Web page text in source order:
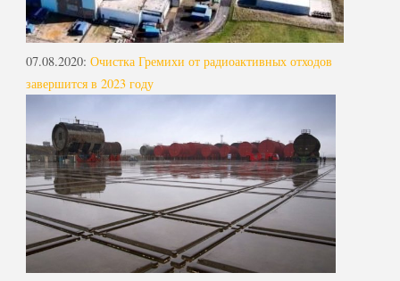
07.08.2020: Очистка Гремихи от радиоактивных отходов
завершится в 2023 году